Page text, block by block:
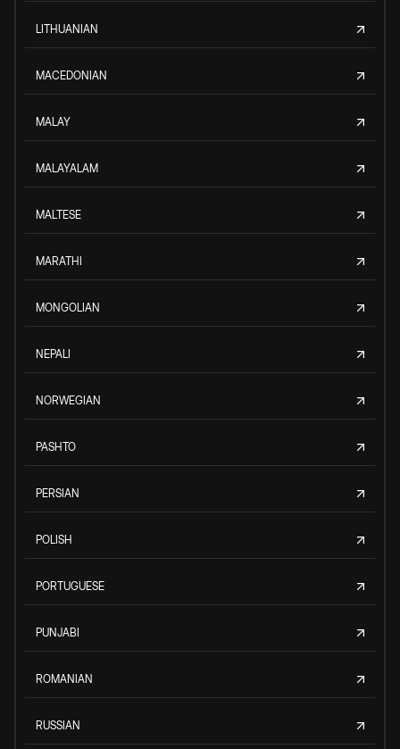
LITHUANIAN
MACEDONIAN
MALAY
MALAYALAM
MALTESE
MARATHI
MONGOLIAN
NEPALI
NORWEGIAN
PASHTO
PERSIAN
POLISH
PORTUGUESE
PUNJABI
ROMANIAN
RUSSIAN